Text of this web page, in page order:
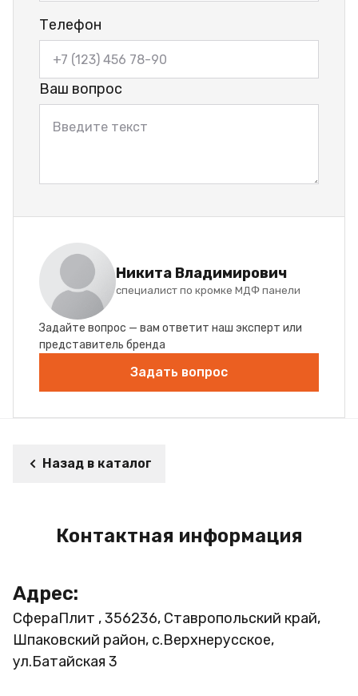
Телефон
Ваш вопрос
Никита Владимирович
специалист по кромке МДФ панели
Задайте вопрос — вам ответит наш эксперт или
представитель бренда
Задать вопрос
Назад в каталог
Контактная информация
Адрес:
СфераПлит , 356236, Ставропольский край,
Шпаковский район, с.Верхнерусское,
ул.Батайская 3